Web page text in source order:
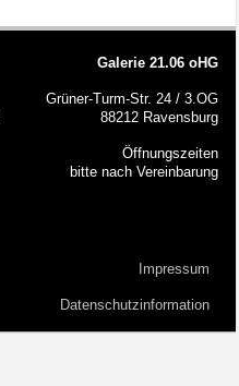
Galerie 21.06 oHG
Grüner-Turm-Str. 24 / 3.OG
88212 Ravensburg
Öffnungszeiten
bitte nach Vereinbarung
Impressum
Datenschutzinformation